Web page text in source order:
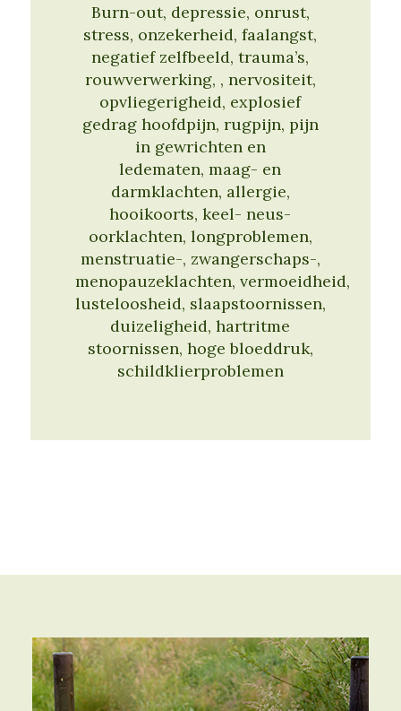
Burn-out, depressie, onrust,
stress, onzekerheid, faalangst,
negatief zelfbeeld, trauma’s,
rouwverwerking, , nervositeit,
opvliegerigheid, explosief
gedrag hoofdpijn, rugpijn, pijn
in gewrichten en
ledematen, maag- en
darmklachten, allergie,
hooikoorts, keel- neus-
oorklachten, longproblemen,
menstruatie-, zwangerschaps-,
menopauzeklachten, vermoeidheid,
lusteloosheid, slaapstoornissen,
duizeligheid, hartritme
stoornissen, hoge bloeddruk,
schildklierproblemen